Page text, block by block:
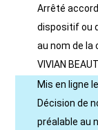
Arrêté
dispositif ou
au nom de la
VIVIAN
Mis en ligne
Décision de
préalable au